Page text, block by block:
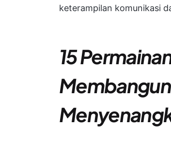
keterampilan komunikasi
15